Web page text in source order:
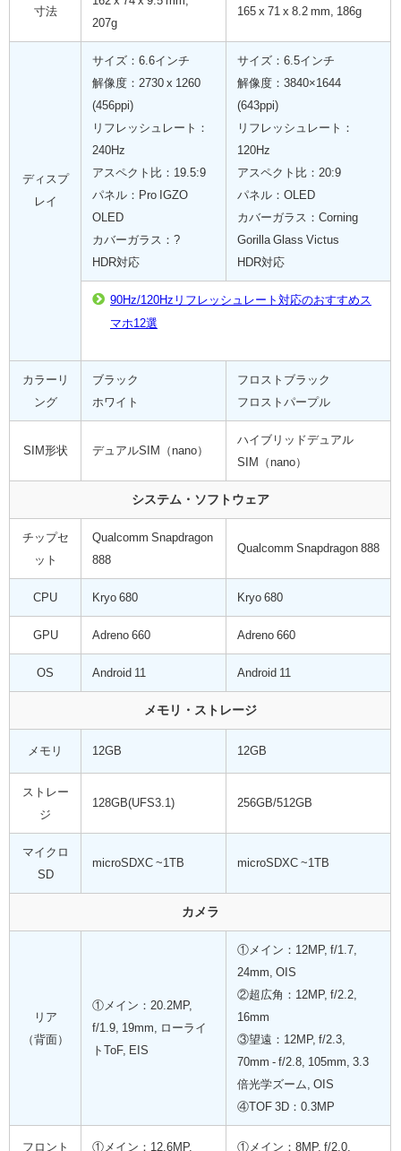
寸法
207g
165 x 71 x 8.2 mm, 186g
ディスプ
レイ
サイズ：6.6インチ
解像度：2730 x 1260
(456ppi)
リフレッシュレート：
240Hz
アスペクト比：19.5:9
パネル：Pro IGZO
OLED
カバーガラス：?
HDR対応
サイズ：6.5インチ
解像度：3840×1644
(643ppi)
リフレッシュレート：
120Hz
アスペクト比：20:9
パネル：OLED
カバーガラス：Corning
Gorilla Glass Victus
HDR対応
90Hz/120Hzリフレッシュレート対応のおすすめス
マホ12選
カラーリ
ング
ブラック
ホワイト
フロストブラック
フロストパープル
SIM形状 デュアルSIM（nano）
ハイブリッドデュアル
SIM（nano）
システム・ソフトウェア
チップセ
ット
Qualcomm Snapdragon
888
Qualcomm Snapdragon 888
CPU Kryo 680 Kryo 680
GPU Adreno 660 Adreno 660
OS Android 11 Android 11
メモリ・ストレージ
メモリ 12GB 12GB
ストレー
ジ
128GB(UFS3.1) 256GB/512GB
マイクロ
SD
microSDXC ~1TB microSDXC ~1TB
カメラ
リア
（背面）
①メイン：20.2MP,
f/1.9, 19mm, ローライ
トToF, EIS
①メイン：12MP, f/1.7,
24mm, OIS
②超広角：12MP, f/2.2,
16mm
③望遠：12MP, f/2.3,
70mm - f/2.8, 105mm, 3.3
倍光学ズーム, OIS
④TOF 3D：0.3MP
フロント ①メイン：12.6MP, ①メイン：8MP, f/2.0,